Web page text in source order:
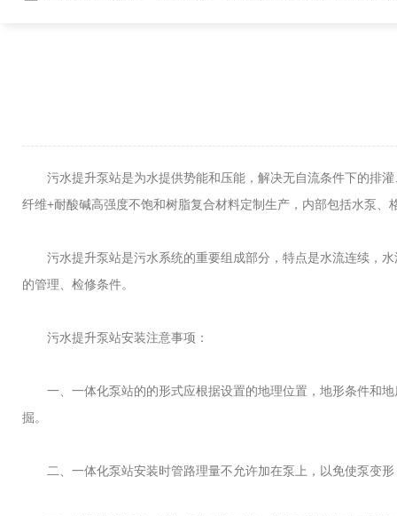
污水提升泵站是为水提供势能和压能，解决无自流条件下的排灌
纤维+耐酸碱高强度不饱和树脂复合材料定制生产，内部包括水泵
污水提升泵站是污水系统的重要组成部分，特点是水流连续，水
的管理、检修条件。
污水提升泵站安装注意事项：
一、一体化泵站的的形式应根据设置的地理位置，地形条件和地
掘。
二、一体化泵站安装时管路理量不允许加在泵上，以免使泵变形